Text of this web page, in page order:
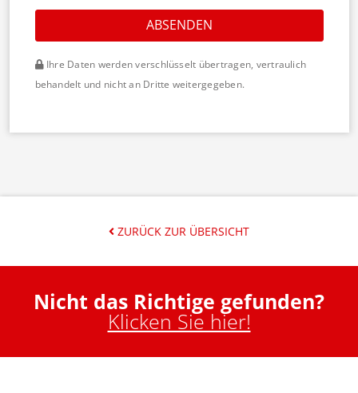
ABSENDEN
Ihre Daten werden verschlüsselt übertragen, vertraulich
behandelt und nicht an Dritte weitergegeben.
ZURÜCK ZUR ÜBERSICHT
Nicht das Richtige gefunden?
Klicken Sie hier!